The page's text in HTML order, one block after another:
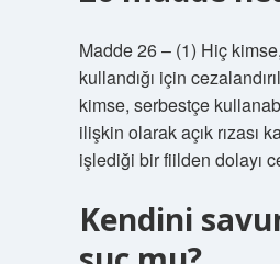
Madde 26 – (1) Hiç kimse,
kullandığı için
kimse, serbestçe
ilişkin olarak açık rızası
işlediği bir fiilden dolayı
Kendini